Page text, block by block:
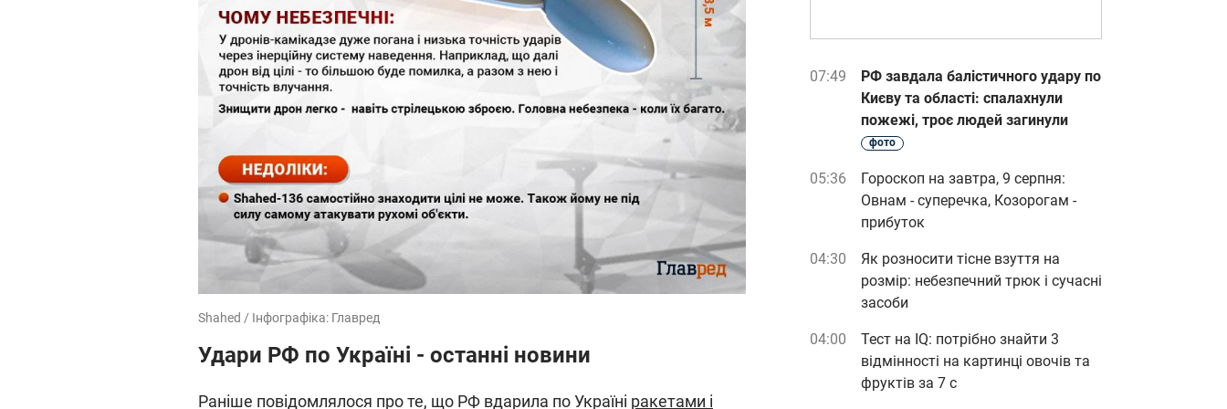
Shahed / Інфографіка: Главред
Удари РФ по Україні - останні новини
Раніше повідомлялося про те, що РФ вдарила по Україні ракетами і
07:49
РФ завдала балістичного удару по
Києву та області: спалахнули
пожежі, троє людей загинули
фото
05:36
Гороскоп на завтра, 9 серпня:
Овнам - суперечка, Козорогам -
прибуток
04:30
Як розносити тісне взуття на
розмір: небезпечний трюк і сучасні
засоби
04:00
Тест на IQ: потрібно знайти 3
відмінності на картинці овочів та
фруктів за 7 с